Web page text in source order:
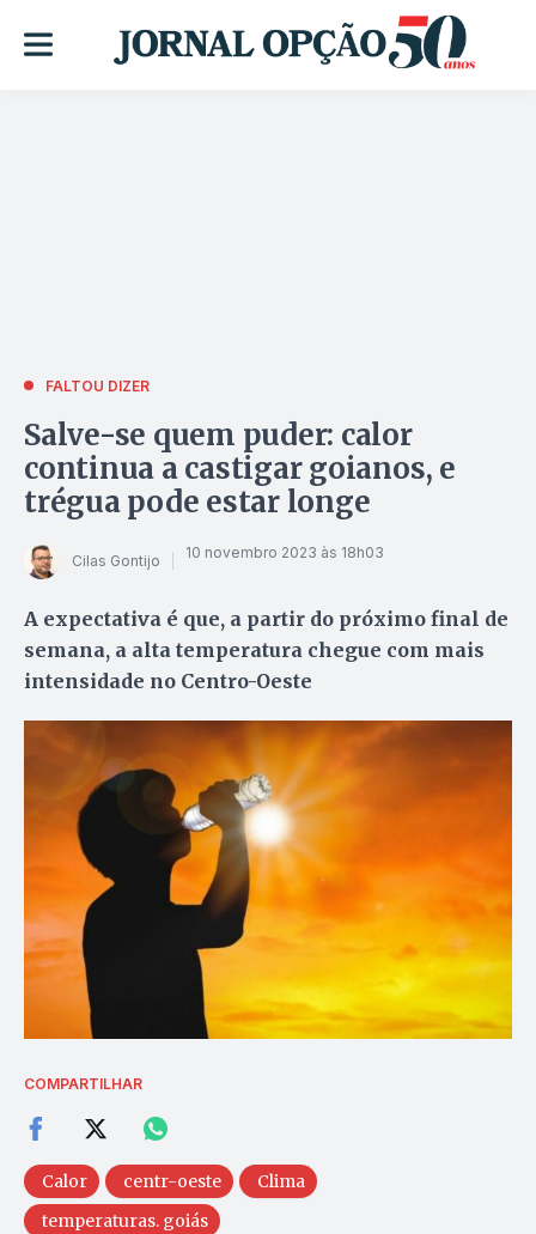
FALTOU DIZER
Salve-se quem puder: calor
continua a castigar goianos, e
trégua pode estar longe
Cilas Gontijo 10 novembro 2023 às 18h03
A expectativa é que, a partir do próximo final de
semana, a alta temperatura chegue com mais
intensidade no Centro-Oeste
COMPARTILHAR
Calor centr-oeste
Clima
temperaturas. goiás